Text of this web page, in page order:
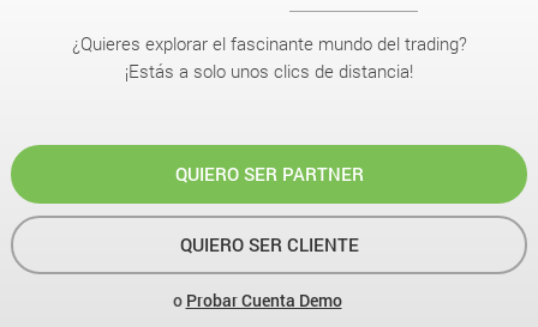
¿Quieres explorar el fascinante mundo del trading?
¡Estás a solo unos clics de distancia!
QUIERO SER PARTNER
QUIERO SER CLIENTE
o Probar Cuenta Demo